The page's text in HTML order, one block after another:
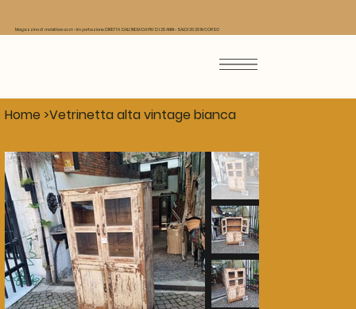
Home >Vetrinetta alta vintage bianca
Magazzino di mobili low cost - Importazione DIRETTA DALL'INDIA DA PIU' DI 25 ANNI - SALDI 2026 IN CORSO